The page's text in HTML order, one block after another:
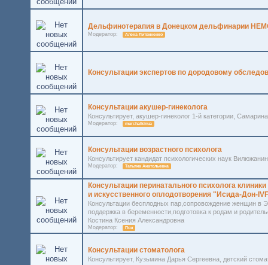
Дельфинотерапия в Донецком дельфинарии
Модератор: Алена Литвиненко
Консультации экспертов по дородовому
Консультации акушер-гинеколога
Консультирует, акушер-гинеколог 1-й категории,
Модератор: murchalkinua
Консультации возрастного психолога
Консультирует кандидат психологических наук
Модератор: Татьяна Анатольевна
Консультации перинатального психолога
и искусственного оплодотворения "Исида-Дон-
Консультации бесплодных пар,сопровождение женщин в
поддержка в беременности,подготовка к родам и
Костина Ксения Александровна
Модератор: Пси
Консультации стоматолога
Консультирует, Кузьмина Дарья Сергеевна, детский